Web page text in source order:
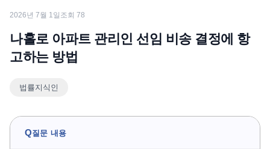
업무분야
전체
소식/자료
공지사항
뉴스레터/브로슈어
2026년 7월 1일 조회 78
나홀로 아파트 관리인 선임 비송 결정에 항
고하는 방법
법률지식인
Q질문 내용